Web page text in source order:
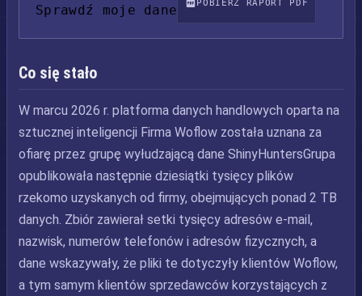
Sprawdź moje dane POBIERZ RAPORT PDF
Co się stało
W marcu 2026 r. platforma danych handlowych oparta na
sztucznej inteligencji Firma Woflow została uznana za
ofiarę przez grupę wyłudzającą dane ShinyHuntersGrupa
opublikowała następnie dziesiątki tysięcy plików
rzekomo uzyskanych od firmy, obejmujących ponad 2 TB
danych. Zbiór zawierał setki tysięcy adresów e-mail,
nazwisk, numerów telefonów i adresów fizycznych, a
dane wskazywały, że pliki te dotyczyły klientów Woflow,
a tym samym klientów sprzedawców korzystających z